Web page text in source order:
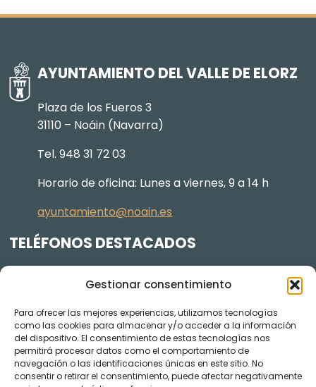
Gestionar consentimiento
Para ofrecer las mejores experiencias, utilizamos tecnologías
como las cookies para almacenar y/o acceder a la información
del dispositivo. El consentimiento de estas tecnologías nos
permitirá procesar datos como el comportamiento de
navegación o las identificaciones únicas en este sitio. No
consentir o retirar el consentimiento, puede afectar negativamente
AYUNTAMIENTO DEL VALLE DE ELORZ
Plaza de los Fueros 3
31110 – Noáin (Navarra)
Tel. 948 31 72 03
Horario de oficina: Lunes a viernes, 9 a 14 h
ayuntamiento@noain.es
TELÉFONOS DESTACADOS
605 834 045
948 368 156
Jardinería y Agenda Local 2030
948 074 848
TRANSPARENCIA
Videos de los plenos en YouTube